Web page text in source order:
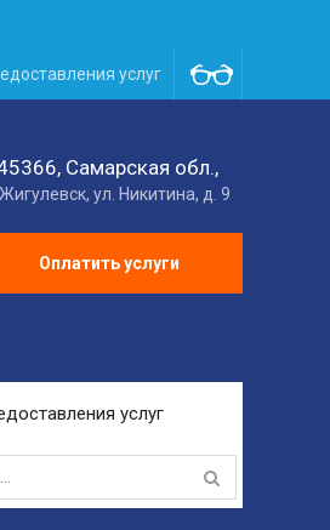
услуг
Самарская обл.,
ул. Никитина, д. 9
услуг
Оплатить услуги